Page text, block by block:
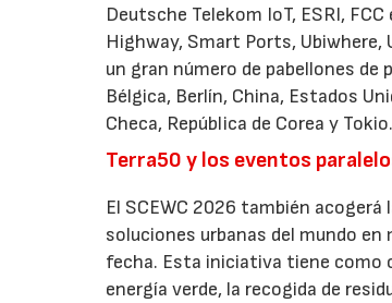
Deutsche Telekom IoT, ESRI,
Highway, Smart Ports, Ubiwhere,
un gran número de pabellones de
Bélgica, Berlín, China, Estados
Checa, República de Corea y Tokio.
Terra50 y los eventos
El SCEWC 2026 también
soluciones urbanas del mundo
fecha. Esta iniciativa tiene como
energía verde, la recogida de